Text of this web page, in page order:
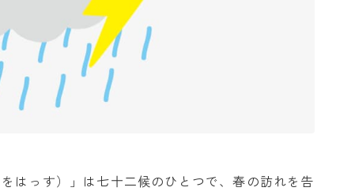
はっす）」は七十二候のひとつで、春の訪れを告